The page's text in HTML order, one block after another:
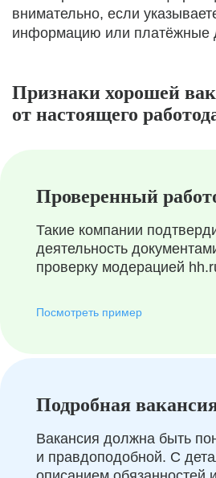
внимательно, если
информацию или платёжные
Признаки хорошей
от настоящего
Проверенный
Такие компании
деятельность
проверку модерацией
Посмотреть пример
Подробная
Вакансия должна быть
и правдоподобной. С